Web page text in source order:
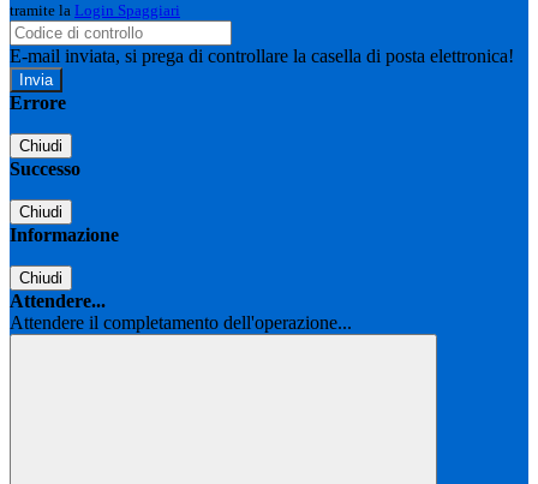
tramite la Login Spaggiari
E-mail inviata, si prega di controllare la casella di posta elettronica!
Errore
Chiudi
Successo
Chiudi
Informazione
Chiudi
Attendere...
Attendere il completamento dell'operazione...